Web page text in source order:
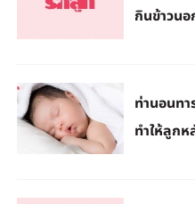
กินข้าวนอ
ท่านอนท
ทำให้ลูก